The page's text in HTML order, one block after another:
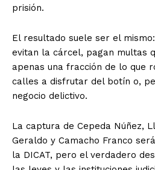
prisión.
El resultado suele ser el
evitan la cárcel, pagan multas
apenas una fracción de lo que
calles a disfrutar del botín o,
negocio delictivo.
​La captura de Cepeda Núñez,
Geraldo y Camacho Franco
la DICAT, pero el verdadero